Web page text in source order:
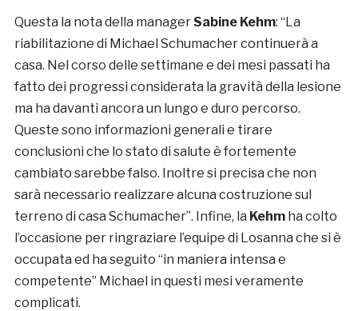
Questa la nota della managerSabine Kehm: “La
riabilitazione di Michael Schumacher continuerà a
casa. Nel corso delle settimane e dei mesi passati ha
fatto dei progressi considerata la gravità della lesione
ma ha davanti ancora un lungo e duro percorso.
Queste sono informazioni generali e tirare
conclusioni che lo stato di salute è fortemente
cambiato sarebbe falso. Inoltre si precisa che non
sarà necessario realizzare alcuna costruzione sul
terreno di casa Schumacher”. Infine, la Kehmha colto
l’occasione per ringraziare l’equipe di Losanna che si è
occupata ed ha seguito “in maniera intensa e
competente” Michael in questi mesi veramente
complicati.